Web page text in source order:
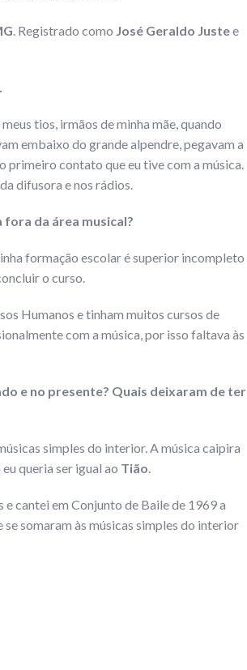
. Registrado como José Geraldo Justee
meus tios, irmãos de minha mãe, quando
embaixo do grande alpendre, pegavam a
primeiro contato que eu tive com a música.
difusora e nos rádios.
fora da área musical?
formação escolar é superior incompleto
o curso.
Humanos e tinham muitos cursos de
com a música, por isso faltava às
e no presente? Quais deixaram de ter
simples do interior. A música caipira
eu queria ser igual ao Tião
cantei em Conjunto de Baile de 1969 a
somaram às músicas simples do interior